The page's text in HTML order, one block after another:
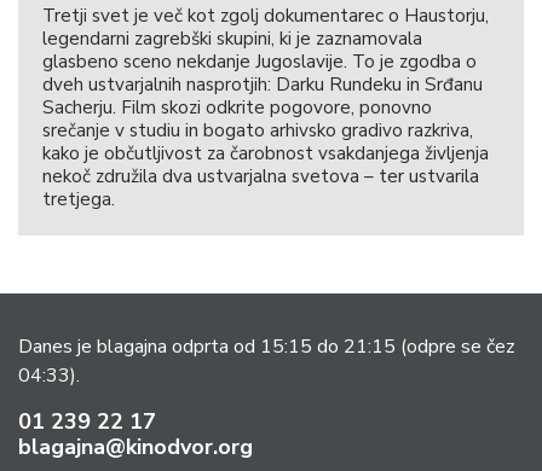
Tretji svet je več kot zgolj dokumentarec o Haustorju,
legendarni zagrebški skupini, ki je zaznamovala
glasbeno sceno nekdanje Jugoslavije. To je zgodba o
dveh ustvarjalnih nasprotjih: Darku Rundeku in Srđanu
Sacherju. Film skozi odkrite pogovore, ponovno
srečanje v studiu in bogato arhivsko gradivo razkriva,
kako je občutljivost za čarobnost vsakdanjega življenja
nekoč združila dva ustvarjalna svetova – ter ustvarila
tretjega.
Danes je blagajna odprta od 15:15 do 21:15 (odpre se čez
04:33).
01 239 22 17
blagajna@kinodvor.org